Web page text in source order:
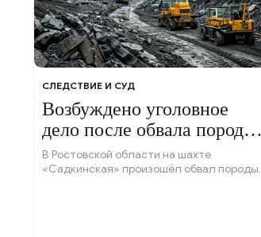
СЛЕДСТВИЕ И СУД
Возбуждено уголовное
дело после обвала породы
на шахте.
В Ростовской области на шахте
«Садкинская» произошёл обвал породы.